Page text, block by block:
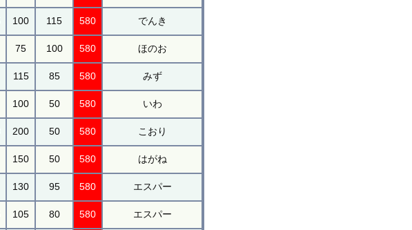
100 115 580 でんき
75 100 580 ほのお
115 85 580 みず
100 50 580 いわ
200 50 580 こおり
150 50 580 はがね
130 95 580 エスパー
105 80 580 エスパー